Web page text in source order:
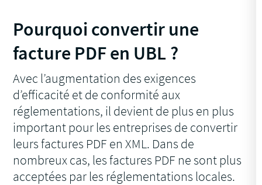
Pourquoi convertir une
facture PDF en UBL ?
Avec l’augmentation des exigences
d’efficacité et de conformité aux
réglementations, il devient de plus en plus
important pour les entreprises de convertir
leurs factures PDF en XML. Dans de
nombreux cas, les factures PDF ne sont plus
acceptées par les réglementations locales.